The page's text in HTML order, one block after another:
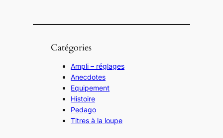
Catégories
Ampli – réglages
Anecdotes
Equipement
Histoire
Pedago
Titres à la loupe